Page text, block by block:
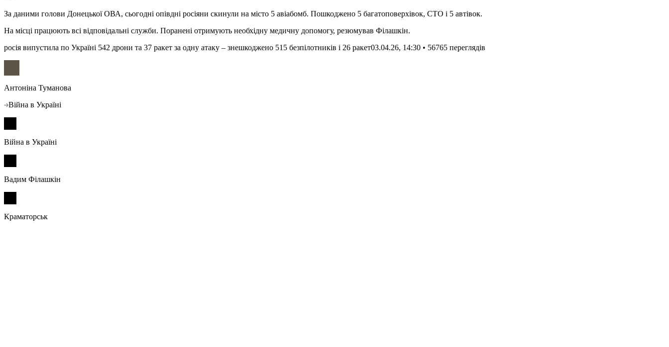
За даними голови Донецької ОВА, cьогодні опівдні росіяни скинули на місто 5 авіабомб. Пошкоджено 5 багатоповерхівок, СТО і 5 автівок.
На місці працюють всі відповідальні служби. Поранені отримують необхідну медичну допомогу, резюмував Філашкін.
росія випустила по Україні 542 дрони та 37 ракет за одну атаку – знешкоджено 515 безпілотників і 26 ракет03.04.26, 14:30 • 56765 переглядiв
Антоніна Туманова
Війна в Україні
Війна в Україні
Вадим Філашкін
Краматорськ